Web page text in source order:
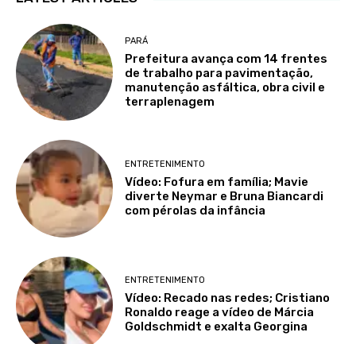
PARÁ
Prefeitura avança com 14 frentes
de trabalho para pavimentação,
manutenção asfáltica, obra civil e
terraplenagem
ENTRETENIMENTO
Vídeo: Fofura em família; Mavie
diverte Neymar e Bruna Biancardi
com pérolas da infância
ENTRETENIMENTO
Vídeo: Recado nas redes; Cristiano
Ronaldo reage a vídeo de Márcia
Goldschmidt e exalta Georgina